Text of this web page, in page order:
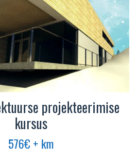
projekteerimise
kursus
576€+ km